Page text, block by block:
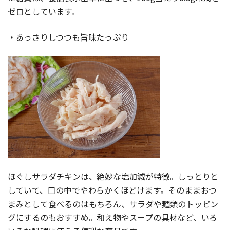
ゼロとしています。
・あっさりしつつも旨味たっぷり
ほぐしサラダチキンは、絶妙な塩加減が特徴。しっとりと
していて、口の中でやわらかくほどけます。そのままおつ
まみとして食べるのはもちろん、サラダや麺類のトッピン
グにするのもおすすめ。和え物やスープの具材など、いろ